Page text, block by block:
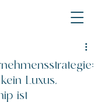
Luxus,
ist